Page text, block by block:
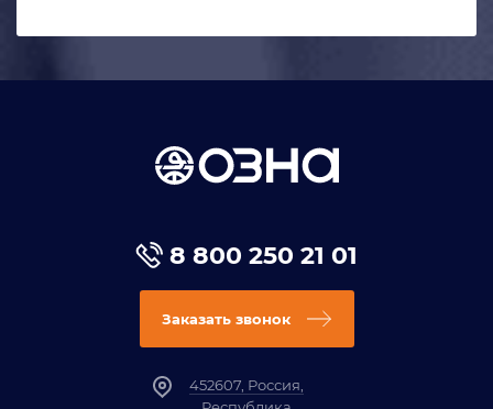
8 800 250 21 01
Заказать звонок
452607, Россия,